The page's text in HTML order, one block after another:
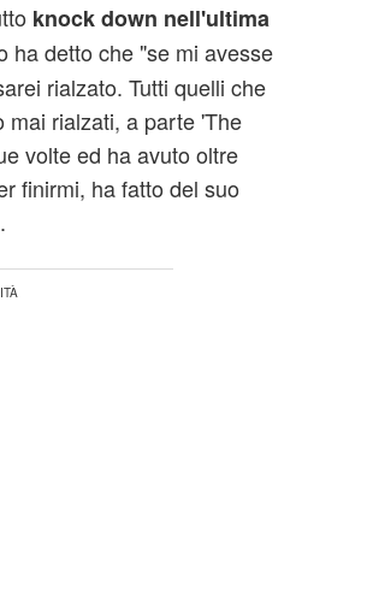
knock down nell'ultima
ha detto che "se mi avesse
rialzato. Tutti quelli che
mai rialzati, a parte 'The
volte ed ha avuto oltre
finirmi, ha fatto del suo